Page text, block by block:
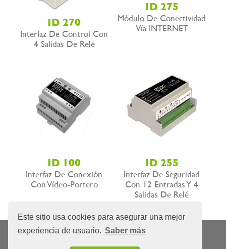
Este sitio usa cookies para asegurar una mejor
experiencia de usuario. Saber más
ID 270
Interfaz De Control Con
4 Salidas De Relé
ID 275
Módulo De Conectividad
Vía INTERNET
ID 100
Interfaz De Conexión
Con Vídeo-Portero
ID 255
Interfaz De Seguridad
Con 12 Entradas Y 4
Salidas De Relé
Nota Legal | Privacidad | Política de cookies